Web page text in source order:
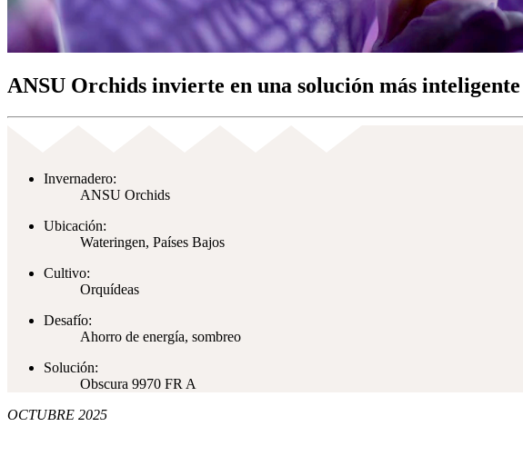
ANSU Orchids invierte en una solución más
Invernadero:
ANSU Orchids
Ubicación:
Wateringen, Países Bajos
Cultivo:
Orquídeas
Desafío:
Ahorro de energía, sombreo
Solución:
Obscura 9970 FR A
OCTUBRE 2025